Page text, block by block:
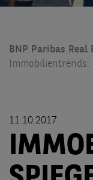
BNP Paribas Real
Immobilientrends:
11.10.2017